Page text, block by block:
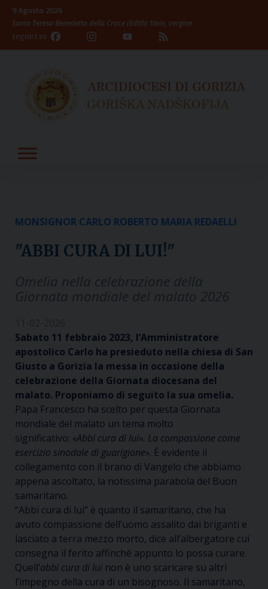
Skip
content
9 Agosto 2026
Santa Teresa Benedetta della Croce (Edith) Stein, vergine
seguici su Facebook InstagramYouTube
Channel
MONSIGNOR CARLO ROBERTO MARIA REDAELLI
"ABBI CURA DI LUI!"
Sabato 11 febbraio 2023, l’Amministratore
apostolico Carlo ha presieduto nella chiesa di San
Giusto a Gorizia la messa in occasione della
celebrazione della Giornata diocesana del
malato. Proponiamo di seguito la sua omelia.
Papa Francesco ha scelto per questa Giornata
mondiale del malato un tema molto
significativo: «Abbi cura di lui». La compassione come
esercizio sinodale di guarigione». È evidente il
collegamento con il brano di Vangelo che abbiamo
appena ascoltato, la notissima parabola del Buon
samaritano.
“Abbi cura di lui” è quanto il samaritano, che ha
avuto compassione dell’uomo assalito dai briganti e
lasciato a terra mezzo morto, dice all’albergatore cui
consegna il ferito affinché appunto lo possa curare.
Quell’abbi cura di lui non è uno scaricare su altri
l’impegno della cura di un bisognoso. Il samaritano,